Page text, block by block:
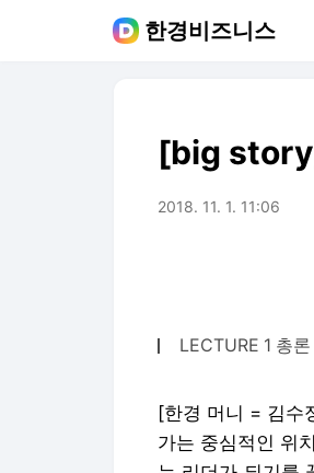
한경비즈니스
[big
2018. 11. 1. 11:06
LECTURE 1 총론
[한경 머니 = 김수
가는 중심적인 위